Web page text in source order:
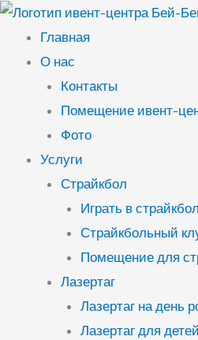
Перейти
содержимому
Главная
О нас
Контакты
Помещение ивент-
Фото
Услуги
Страйкбол
Играть в страйкбол
Страйкбольный
Помещение для
Лазертаг
Лазертаг на день
Лазертаг для детей